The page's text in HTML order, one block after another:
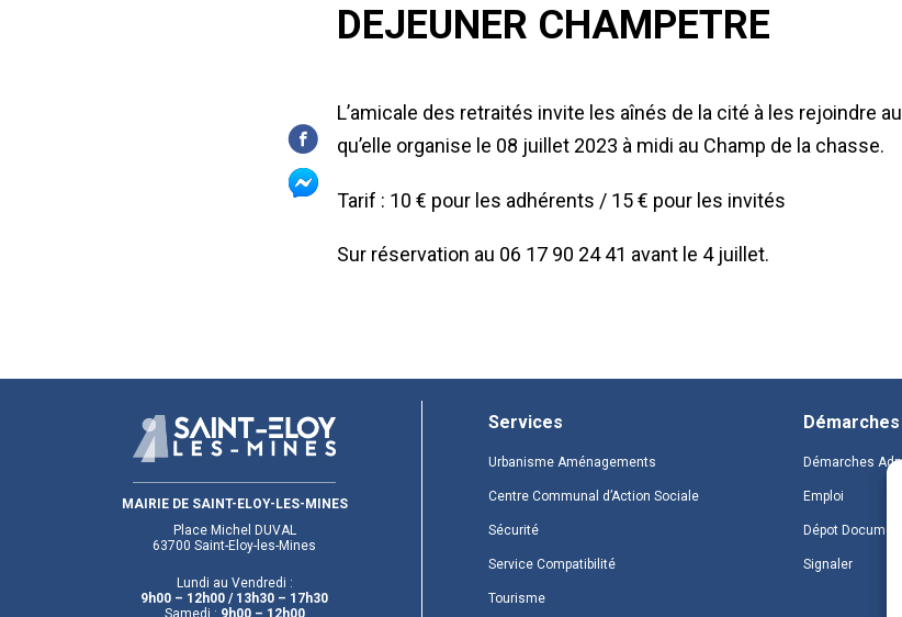
DEJEUNER CHAMPETRE
L’amicale des retraités invite les aînés de la cité à les rejoindre
qu’elle organise le 08 juillet 2023 à midi au Champ de la chasse.
Tarif : 10 € pour les adhérents / 15 € pour les invités
Sur réservation au 06 17 90 24 41 avant le 4 juillet.
MAIRIE DE SAINT-ELOY-LES-MINES
Place Michel DUVAL
63700 Saint-Eloy-les-Mines
Lundi au Vendredi :
9h00 – 12h00/ 13h30 – 17h30
Services
Urbanisme Aménagements
Centre Communal d’Action Sociale
Sécurité
Service Compatibilité
Tourisme
Démarches
Démarches
Emploi
Dépot Document
Signaler